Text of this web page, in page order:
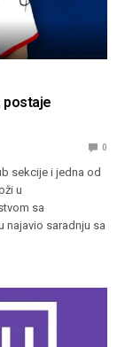
postaje
0
sekcije i jedna od
u
sa
najavio saradnju sa